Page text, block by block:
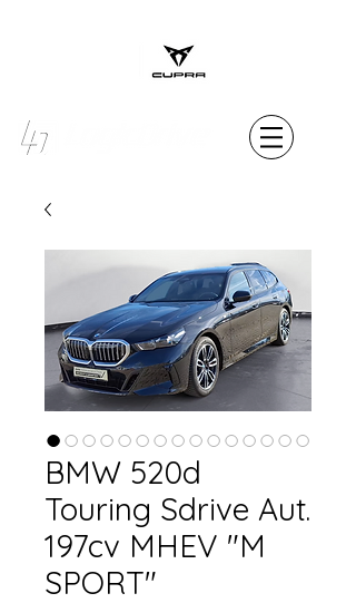
BMW 520d
Touring Sdrive Aut.
197cv MHEV "M
SPORT"